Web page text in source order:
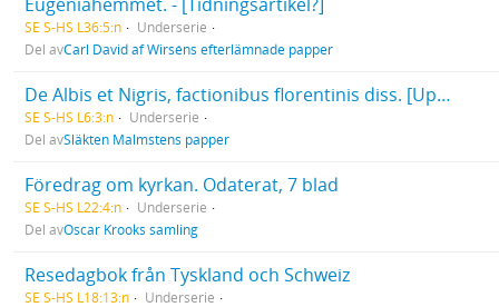
SE S-HS L36:5:n
Underserie
Del avCarl David af Wirséns efterlämnade papper
De Albis et Nigris, factionibus florentinis diss. [Uppsala] Praes. F. F. Carlson et [resp.] Carolus Johannes Malmsten. Uppsala tryckt 1837
SE S-HS L6:3:n
Underserie
Del avSläkten Malmstens papper
Föredrag om kyrkan. Odaterat, 7 blad
SE S-HS L22:4:n
Underserie
Del avOscar Krooks samling
Resedagbok från Tyskland och Schweiz
SE S-HS L18:13:n
Underserie